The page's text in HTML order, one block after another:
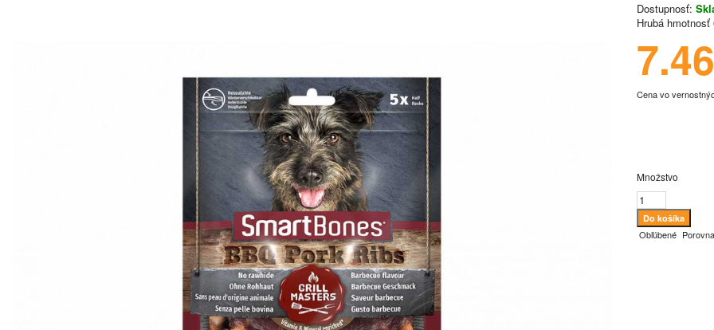
Dostupnosť:
Hrubá hmotnosť
Cena vo
Množstvo
Obľúbené